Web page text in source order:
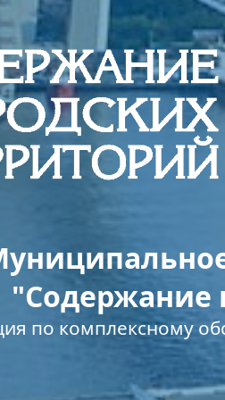
"Содержание
по комплексному